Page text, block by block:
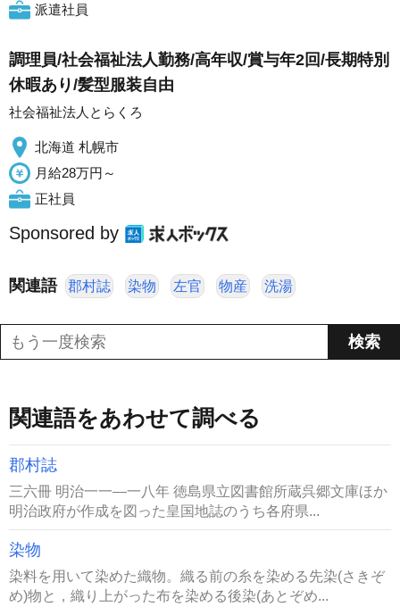
派遣社員
調理員/社会福祉法人勤務/高年収/賞与年2回/長期特別
休暇あり/髪型服装自由
社会福祉法人とらくろ
北海道 札幌市
月給28万円～
正社員
Sponsored by
関連語 郡村誌 染物 左官 物産 洗湯
関連語をあわせて調べる
郡村誌
三六冊 明治一一―一八年 徳島県立図書館所蔵呉郷文庫ほか
明治政府が作成を図った皇国地誌のうち各府県...
染物
染料を用いて染めた織物。織る前の糸を染める先染(さきぞ
め)物と，織り上がった布を染める後染(あとぞめ...